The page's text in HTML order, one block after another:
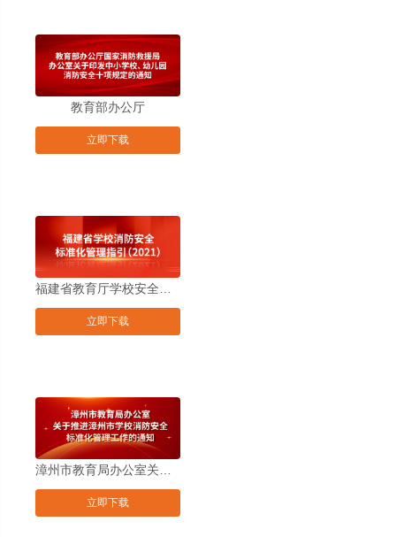
教育部办公厅
国家消防救援局办公室关于印发中小学校、
幼儿园消防安全十项规定的通知
立即下载
立即下载
立即下载